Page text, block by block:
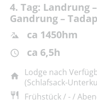
4. Tag: Landrung –
Gandrung –
ca 1450hm
ca 6,5h
Lodge nach
(Schlafsack-
Frühstück / - /